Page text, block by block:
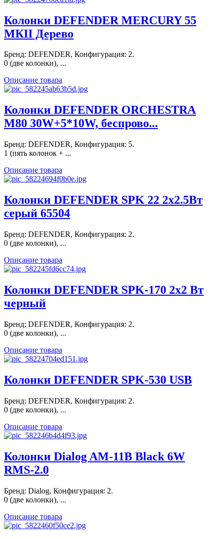
Колонки DEFENDER MERCURY 55
МКII Дерево
Бренд: DEFENDER, Конфигурация: 2.
0 (две колонки), ...
Описание товара
Колонки DEFENDER ORCHESTRA
M80 30W+5*10W, беспрово...
Бренд: DEFENDER, Конфигурация: 5.
1 (пять колонок + ...
Описание товара
Колонки DEFENDER SPK 22 2x2.5Вт
серый 65504
Бренд: DEFENDER, Конфигурация: 2.
0 (две колонки), ...
Описание товара
Колонки DEFENDER SPK-170 2x2 Вт
черный
Бренд: DEFENDER, Конфигурация: 2.
0 (две колонки), ...
Описание товара
Колонки DEFENDER SPK-530 USB
Бренд: DEFENDER, Конфигурация: 2.
0 (две колонки), ...
Описание товара
Колонки Dialog AM-11B Black 6W
RMS-2.0
Бренд: Dialog, Конфигурация: 2.
0 (две колонки), ...
Описание товара